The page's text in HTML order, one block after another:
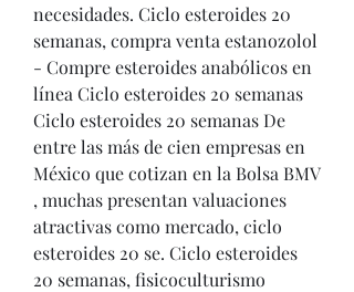
necesidades. Ciclo esteroides 20
semanas, compra venta estanozolol
- Compre esteroides anabólicos en
línea Ciclo esteroides 20 semanas
Ciclo esteroides 20 semanas De
entre las más de cien empresas en
México que cotizan en la Bolsa BMV
, muchas presentan valuaciones
atractivas como mercado, ciclo
esteroides 20 se. Ciclo esteroides
20 semanas, fisicoculturismo